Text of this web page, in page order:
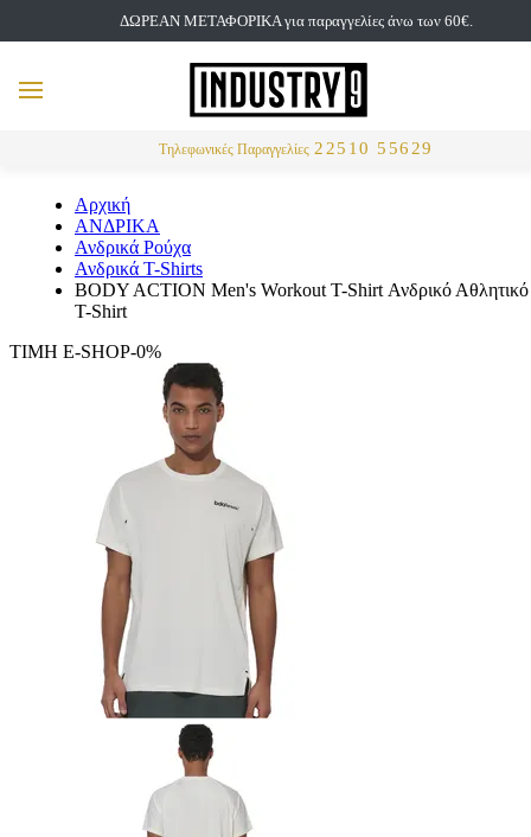
ΔΩΡΕΑΝ ΜΕΤΑΦΟΡΙΚΑ για παραγγελίες άνω των 60€.
Τηλεφωνικές Παραγγελίες 22510 55629
MENU
Αρχική
ΑΝΔΡΙΚΑ
Ανδρικά Ρούχα
Ανδρικά T-Shirts
BODY ACTION Men's Workout T-Shirt Ανδρικό Αθλητικό
T-Shirt
ΤΙΜΗ E-SHOP-0%